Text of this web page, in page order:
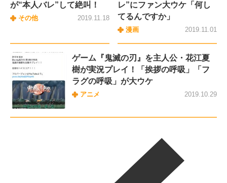
が“本人バレ”して絶叫！
その他 2019.11.18
レ”にファン大ウケ「何し
てるんですか」
漫画 2019.11.01
ゲーム『鬼滅の刃』を主人公・花江夏
樹が実況プレイ！「挨拶の呼吸」「フ
ラグの呼吸」が大ウケ
アニメ 2019.10.29